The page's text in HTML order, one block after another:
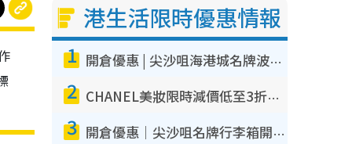
港生活限時優惠情報
1 開倉優惠 | 尖沙咀海港城名牌波鞋開倉低至1折！On鞋$899起／Joy&Peace鞋履$98起
2 CHANEL美妝限時減價低至3折！人氣粉底/唇膏/精華液低至$275！COCO香水都有平
3 開倉優惠｜尖沙咀名牌行李箱開倉低至4折！一連5日 American Tourister/ace./Hallmark $200起！